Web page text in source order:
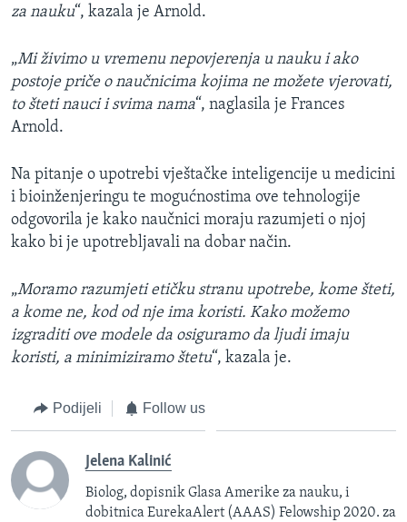
za nauku“, kazala je Arnold.
„Mi živimo u vremenu nepovjerenja u nauku i ako
postoje priče o naučnicima kojima ne možete vjerovati,
to šteti nauci i svima nama“, naglasila je Frances
Arnold.
Na pitanje o upotrebi vještačke inteligencije u medicini
i bioinženjeringu te mogućnostima ove tehnologije
odgovorila je kako naučnici moraju razumjeti o njoj
kako bi je upotrebljavali na dobar način.
„Moramo razumjeti etičku stranu upotrebe, kome šteti,
a kome ne, kod od nje ima koristi. Kako možemo
izgraditi ove modele da osiguramo da ljudi imaju
koristi, a minimiziramo štetu“, kazala je.
Podijeli Follow us
Jelena Kalinić
Biolog, dopisnik Glasa Amerike za nauku, i
dobitnica EurekaAlert (AAAS) Felowship 2020. za